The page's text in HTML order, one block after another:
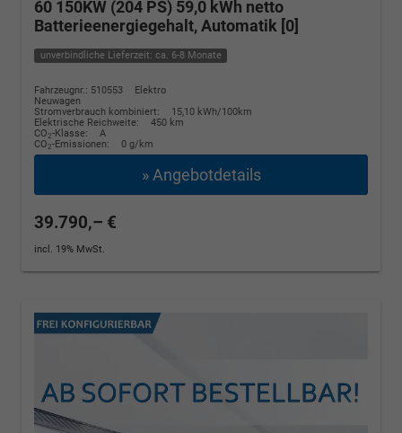
60 150KW (204 PS) 59,0 kWh netto
Batterieenergiegehalt, Automatik [0]
unverbindliche Lieferzeit: ca. 6-8 Monate
Fahrzeugnr.: 510553
Elektro
Neuwagen
Stromverbrauch kombiniert:
15,10 kWh/100km
Elektrische Reichweite:
450 km
CO2-Klasse:
A
CO2-Emissionen: 0 g/km
» Angebotdetails
39.790,– €
incl. 19% MwSt.